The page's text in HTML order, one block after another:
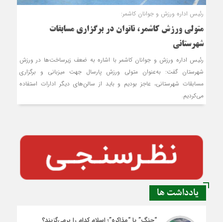
رئیس اداره ورزش و جوانان کاشمر:
متولی ورزش کاشمر، ناتوان در برگزاری مسابقات
شهرستانی
رئیس اداره ورزش و جوانان کاشمر با اشاره به ضعف زیرساخت‌ها در ورزش
شهرستان گفت: به‌عنوان متولی ورزش پارسال جهت میزبانی و برگزاری
مسابقات شهرستانی، عاجز بودیم و باید از سالن‌های دیگر ادارات استفاده
می‌کردیم.
یادداشت ها